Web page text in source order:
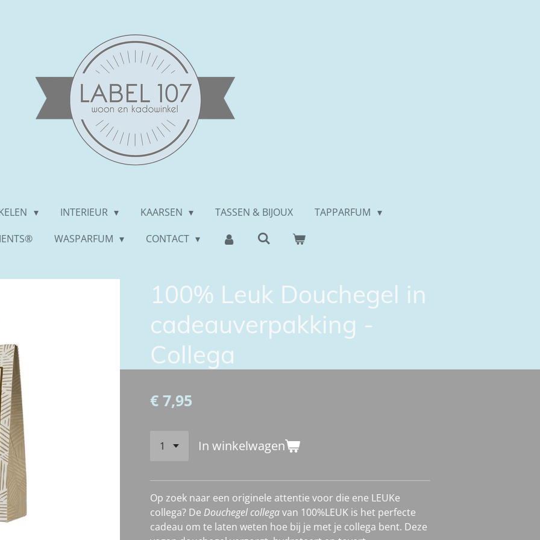
INTERIEUR KAARSEN TASSEN & BIJOUX
TAPPARFUM
WASPARFUM CONTACT
100% Leuk Douchegel in
cadeauverpakking -
Collega
€ 7,95
In winkelwagen
Op zoek naar een originele attentie voor die ene LEUKe
collega? De Douchegel collegavan 100%LEUK is het perfecte
cadeau om te laten weten hoe bij je met je collega bent. Deze